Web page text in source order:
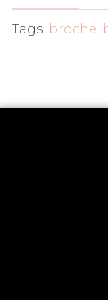
Tags: broche,